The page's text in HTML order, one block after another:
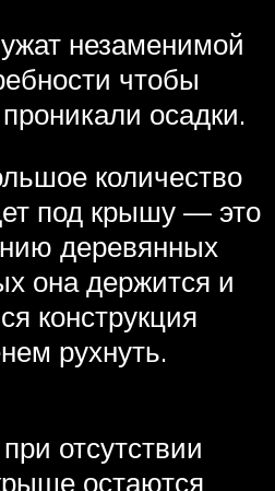
незаменимой
чтобы
осадки.
количество
под крышу — это
деревянных
она держится и
конструкция
рухнуть.
отсутствии
остаются